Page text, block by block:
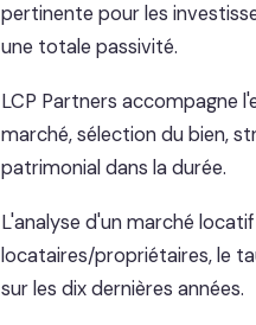
pertinente pour les
une totale passivité.
LCP Partners accompagne
marché, sélection du bien,
patrimonial dans la durée.
L'analyse d'un marché
locataires/propriétaires, le
sur les dix dernières années.